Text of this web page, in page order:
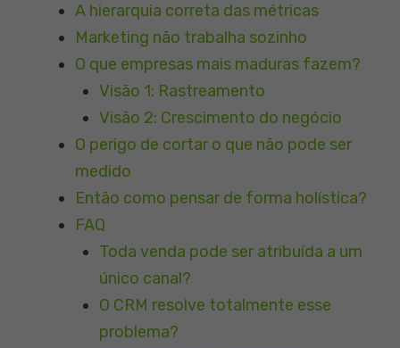
A hierarquia correta das métricas
Marketing não trabalha sozinho
O que empresas mais maduras fazem?
Visão 1: Rastreamento
Visão 2: Crescimento do negócio
O perigo de cortar o que não pode ser
medido
Então como pensar de forma holística?
FAQ
Toda venda pode ser atribuída a um
único canal?
O CRM resolve totalmente esse
problema?